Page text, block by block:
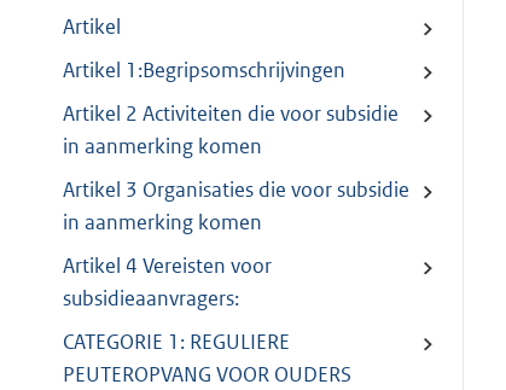
Artikel
Artikel 1:Begripsomschrijvingen
Artikel 2 Activiteiten die voor subsidie
in aanmerking komen
Artikel 3 Organisaties die voor subsidie
in aanmerking komen
Artikel 4 Vereisten voor
subsidieaanvragers:
CATEGORIE 1: REGULIERE
PEUTEROPVANG VOOR OUDERS